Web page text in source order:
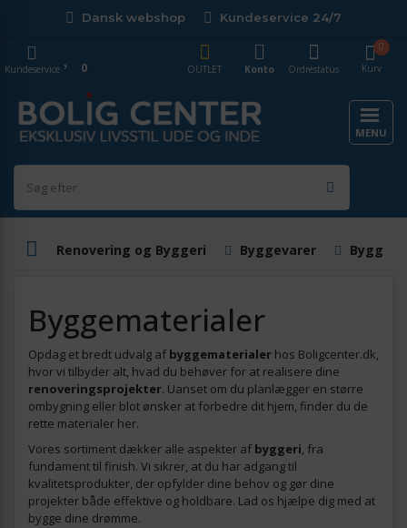
Dansk webshop Kundeservice 24/7
Kurv
0
OUTLET
Konto Ordrestatus
Kundeservice 0
MENU
Renovering og Byggeri Byggevarer
Byggematerialer
Opdag et bredt udvalg af byggematerialer hos Boligcenter.dk,
hvor vi tilbyder alt, hvad du behøver for at realisere dine
renoveringsprojekter. Uanset om du planlægger en større
ombygning eller blot ønsker at forbedre dit hjem, finder du de
rette materialer her.
Vores sortiment dækker alle aspekter af byggeri, fra
fundament til finish. Vi sikrer, at du har adgang til
kvalitetsprodukter, der opfylder dine behov og gør dine
projekter både effektive og holdbare. Lad os hjælpe dig med at
bygge dine drømme.